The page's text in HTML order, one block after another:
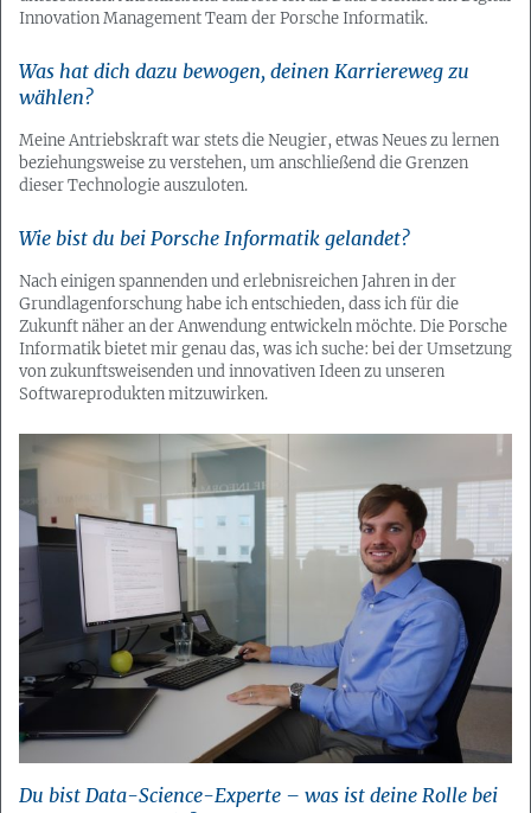
Innovation Management Team der Porsche Informatik.
Was hat dich dazu bewogen, deinen Karriereweg zu
wählen?
Meine Antriebskraft war stets die Neugier, etwas Neues zu lernen
beziehungsweise zu verstehen, um anschließend die Grenzen
dieser Technologie auszuloten.
Wie bist du bei Porsche Informatik gelandet?
Nach einigen spannenden und erlebnisreichen Jahren in der
Grundlagenforschung habe ich entschieden, dass ich für die
Zukunft näher an der Anwendung entwickeln möchte. Die Porsche
Informatik bietet mir genau das, was ich suche: bei der Umsetzung
von zukunftsweisenden und innovativen Ideen zu unseren
Softwareprodukten mitzuwirken.
Du bist Data-Science-Experte – was ist deine Rolle bei